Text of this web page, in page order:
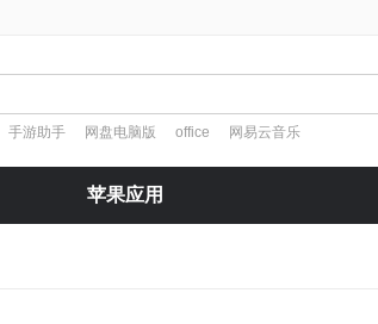
手游助手 网盘电脑版 office 网易云音乐
苹果应用